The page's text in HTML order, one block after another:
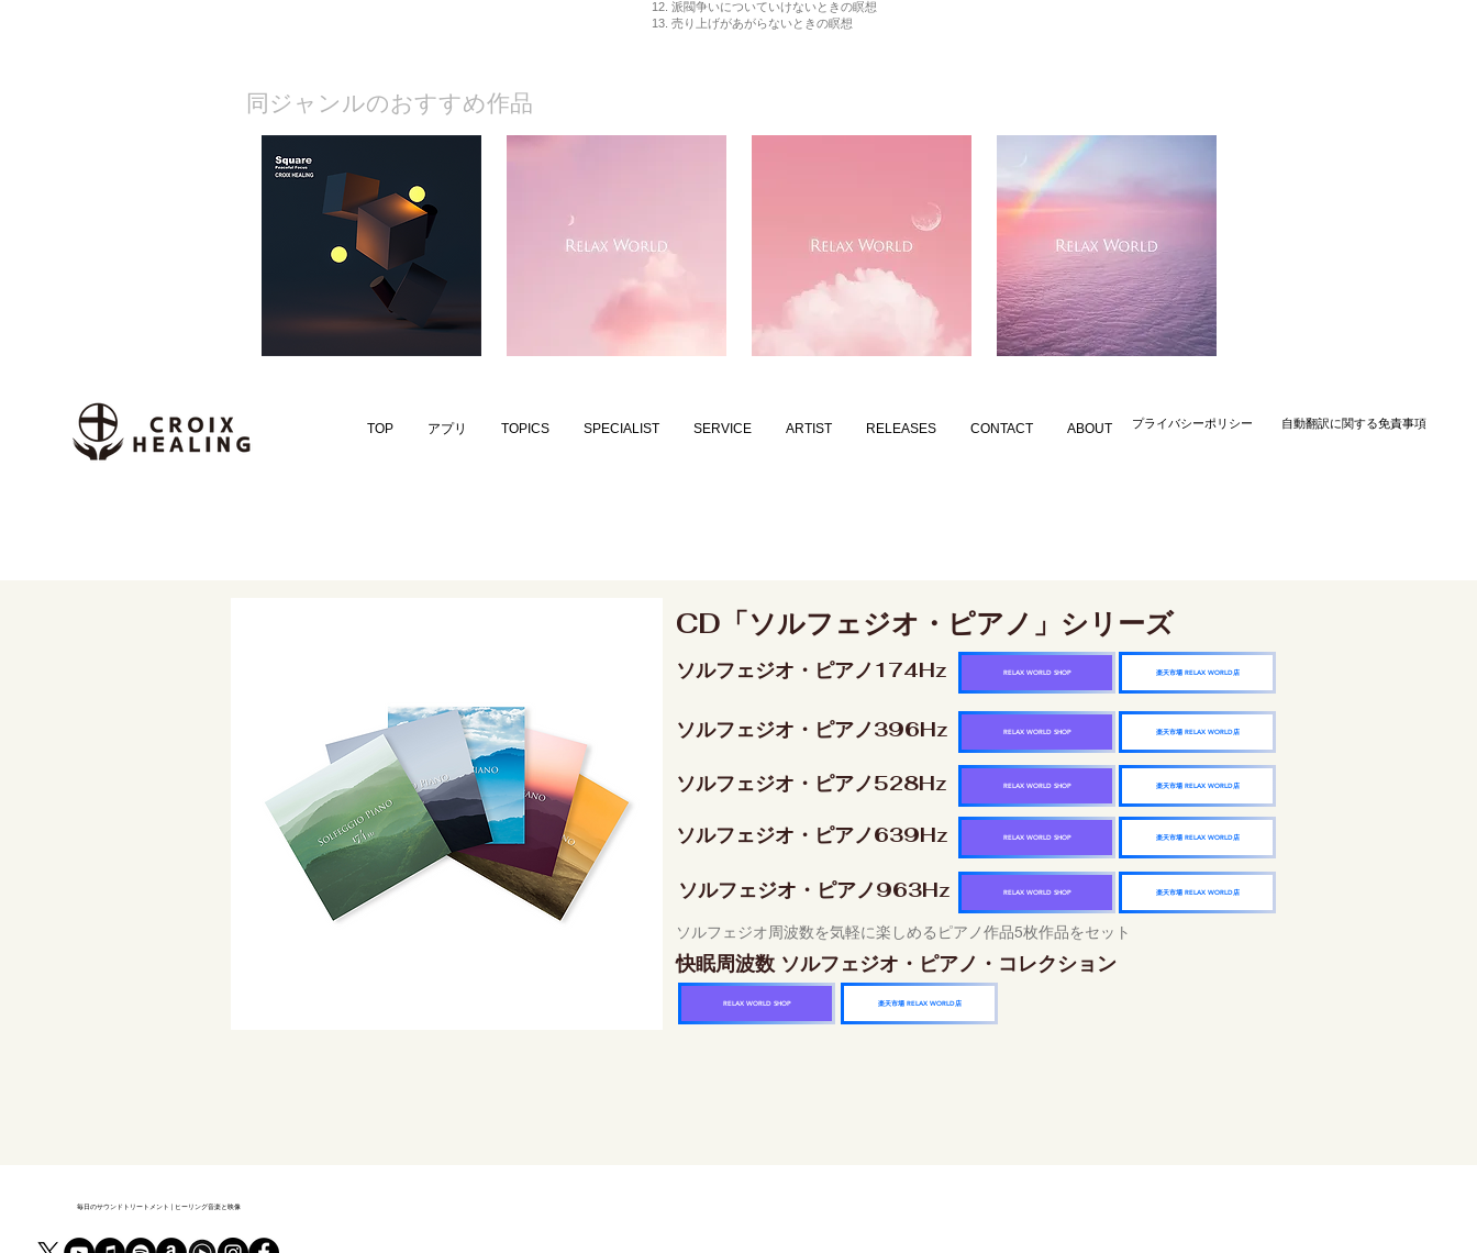
12. 派閥争いについていけないときの瞑想
13. 売り上げがあがらないときの瞑想
​同ジャンルのおすすめ作品
TOP アプリ TOPICS SPECIALIST SERVICE ARTIST RELEASES CONTACT ABOUT ​プライバシーポリシー 自動翻訳に関する免責事項
CD「ソルフェジオ・ピアノ」シリーズ
ソルフェジオ・ピアノ174Hz 楽天市場 RELAX WORLD店
RELAX WORLD SHOP
ソルフェジオ・ピアノ396Hz 楽天市場 RELAX WORLD店
RELAX WORLD SHOP
ソルフェジオ・ピアノ528Hz 楽天市場 RELAX WORLD店
RELAX WORLD SHOP
ソルフェジオ・ピアノ639Hz 楽天市場 RELAX WORLD店
RELAX WORLD SHOP
ソルフェジオ・ピアノ963Hz 楽天市場 RELAX WORLD店
RELAX WORLD SHOP
ソルフェジオ周波数を気軽に楽しめるピアノ作品5枚作品をセット
快眠周波数 ソルフェジオ・ピアノ・コレクション
RELAX WORLD SHOP 楽天市場 RELAX WORLD店
毎日のサウンドトリートメント | ヒーリング音楽と映像